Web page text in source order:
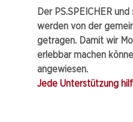
Der PS.SPEICHER
werden von der
getragen. Damit wir
erlebbar machen
angewiesen.
Jede Unterstützung